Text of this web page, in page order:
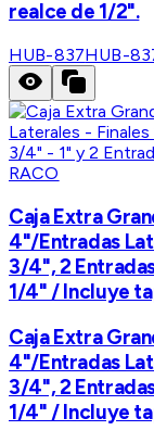
realce de 1/2".
HUB-837HUB-
RACO
Caja Extra
4"/Entradas
3/4", 2
1/4" / Incluye
Caja Extra
4"/Entradas
3/4", 2
1/4" / Incluye